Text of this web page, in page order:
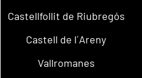
Castellfollit de Riubregós
Castell de l´Areny
Vallromanes